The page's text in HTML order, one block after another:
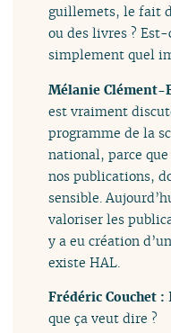
guillemets, le fait
ou des livres ?
simplement quel
Mélanie
est vraiment
programme de la
national, parce
nos publications,
sensible.
valoriser les
y a eu création
existe HAL.
Frédéric Couchet :
que ça veut dire ?